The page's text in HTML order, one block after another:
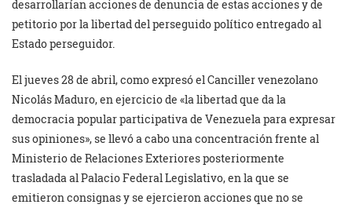
desarrollarían acciones de denuncia de estas acciones y de
petitorio por la libertad del perseguido político entregado al
Estado perseguidor.
El jueves 28 de abril, como expresó el Canciller venezolano
Nicolás Maduro, en ejercicio de «la libertad que da la
democracia popular participativa de Venezuela para expresar
sus opiniones», se llevó a cabo una concentración frente al
Ministerio de Relaciones Exteriores posteriormente
trasladada al Palacio Federal Legislativo, en la que se
emitieron consignas y se ejercieron acciones que no se